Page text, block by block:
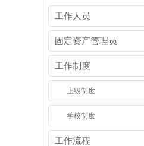
工作人员
固定资产管理员
工作制度
上级制度
学校制度
工作流程